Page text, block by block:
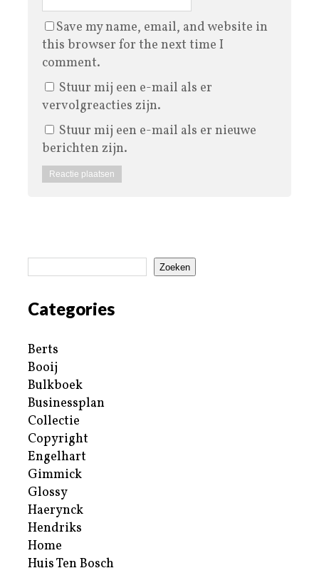
Save my name, email, and website in
this browser for the next time I
comment.
Stuur mij een e-mail als er
vervolgreacties zijn.
Stuur mij een e-mail als er nieuwe
berichten zijn.
Zoeken
Categories
Berts
Booij
Bulkboek
Businessplan
Collectie
Copyright
Engelhart
Gimmick
Glossy
Haerynck
Hendriks
Home
Huis Ten Bosch